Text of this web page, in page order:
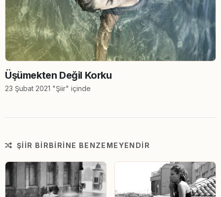
Üşümekten Değil Korku
23 Şubat 2021 "Şiir" içinde
ŞIIR BIRBIRINE BENZEMEYENDIR